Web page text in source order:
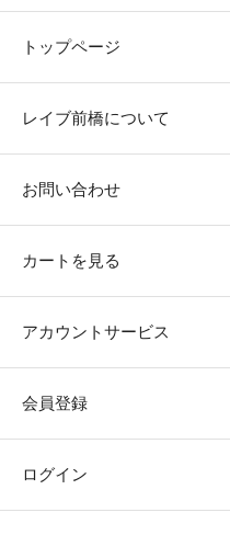
トップページ
レイブ前橋について
お問い合わせ
カートを見る
アカウントサービス
会員登録
ログイン